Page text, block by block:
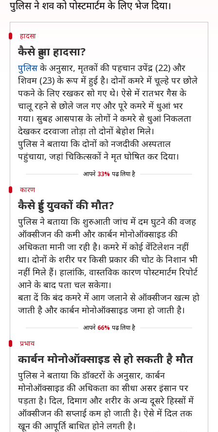
हादसा
कैसे हुआ हादसा?
पुलिसके अनुसार, मृतकों की पहचान उपेंद्र (22) और
शिवम (23) के रूप में हुई है। दोनों कमरे में चूल्हे पर छोले
पकने के लिए रखकर सो गए थे। ऐसे में रातभर गैस के
चालू रहने से छोले जल गए और पूरे कमरे में धुआं भर
गया। सुबह आसपास के लोगों ने कमरे से धुआं निकलता
देखकर दरवाजा तोड़ा तो दोनों बेहोश मिले।
पुलिस ने बताया कि दोनों को नजदीकी अस्पताल
पहुंचाया, जहां चिकित्सकों ने मृत घोषित कर दिया।
आपने 33% पढ़ लिया है
कारण
कैसे हुई युवकों की मौत?
पुलिस ने बताया कि शुरुआती जांच में दम घुटने की वजह
ऑक्सीजन की कमी और कार्बन मोनोऑक्साइड की
अधिकता मानी जा रही है। कमरे में कोई वेंटिलेशन नहीं
था। दोनों के शरीर पर किसी प्रकार की चोट के निशान भी
नहीं मिले हैं। हालांकि, वास्तविक कारण पोस्टमार्टम रिपोर्ट
आने के बाद पता चल सकेगा।
बता दें कि बंद कमरे में आग जलाने से ऑक्सीजन खत्म हो
जाती है और कार्बन मोनोऑक्साइड जमा हो जाती है।
आपने 66% पढ़ लिया है
प्रभाव
कार्बन मोनोऑक्साइड से हो सकती है मौत
पुलिस ने बताया कि डॉक्टरों के अनुसार, कार्बन
मोनोऑक्साइड की अधिकता का सीधा असर इंसान पर
पड़ता है। दिल, दिमाग और शरीर के अन्य दूसरे हिस्सों में
ऑक्सीजन की सप्लाई कम हो जाती है। ऐसे में दिल तक
खून की आपूर्ति बाधित होने लगती है।